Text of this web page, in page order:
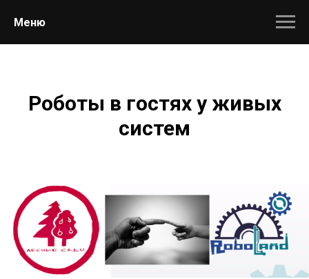
Меню
Роботы в гостях у живых
систем